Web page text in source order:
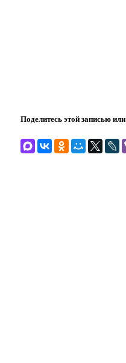
Поделитесь этой записью